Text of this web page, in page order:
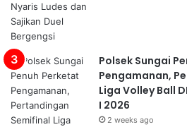
Polsek Sungai
Pengamanan,
Liga Volley Ball
I 2026
2 weeks ago